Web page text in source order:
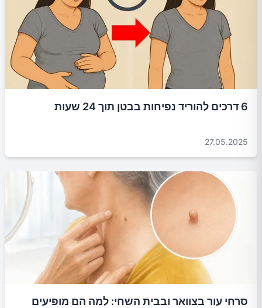
6 דרכים להוריד נפיחות בבטן תוך 24 שעות
27.05.2025
סרחי עור בצוואר ובבית השחי: למה הם מופיעים